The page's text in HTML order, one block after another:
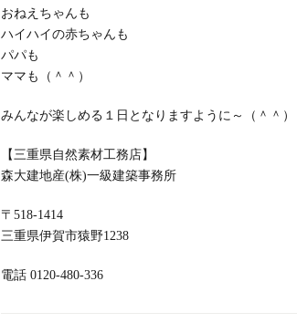
おねえちゃんも
ハイハイの赤ちゃんも
パパも
ママも（＾＾）
みんなが楽しめる１日となりますように～（＾＾）
【三重県自然素材工務店】
森大建地産(株)一級建築事務所
〒518-1414
三重県伊賀市猿野1238
電話 0120-480-336